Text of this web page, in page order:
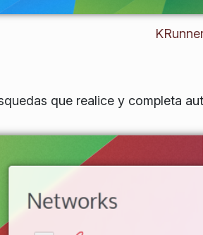
que realice y completa